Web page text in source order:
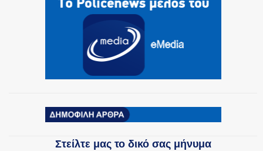
Στείλτε μας το δικό σας μήνυμα